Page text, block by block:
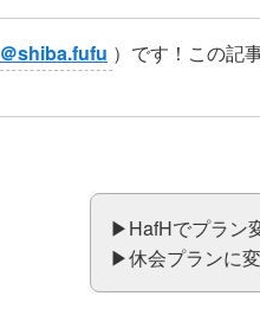
＠shiba.fufu ）です！この記
▶︎HafHでプラン
▶︎休会プランに